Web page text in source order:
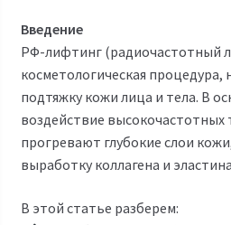
Введение
РФ-лифтинг (радиочастотный
косметологическая процедура,
подтяжку кожи лица и тела. В
воздействие высокочастотных
прогревают глубокие слои
выработку коллагена и
В этой статье разберем: